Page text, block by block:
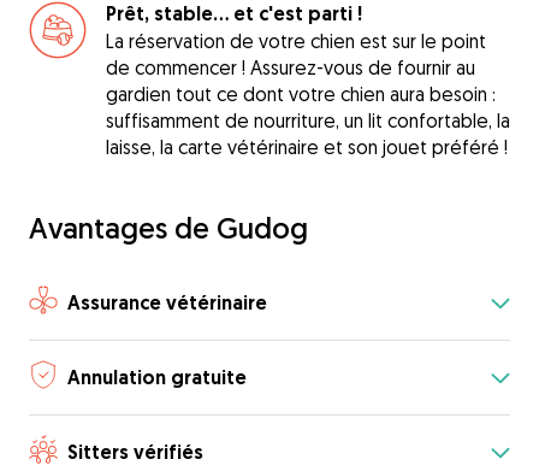
Prêt, stable... et c'est parti !
La réservation de votre chien est sur le point
de commencer ! Assurez-vous de fournir au
gardien tout ce dont votre chien aura besoin :
suffisamment de nourriture, un lit confortable, la
laisse, la carte vétérinaire et son jouet préféré !
Avantages de Gudog
Assurance vétérinaire
Annulation gratuite
Sitters vérifiés